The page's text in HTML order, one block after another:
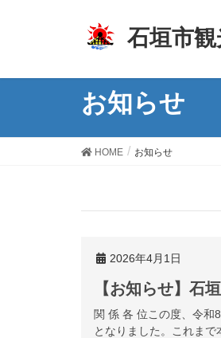
石垣市
お知らせ
HOME お知らせ
2026年4月1日
【お知らせ】石
関 係 各 位この度、令和
となりました。これま